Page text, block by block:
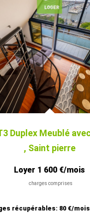
, Saint pierre
Loyer 1 600 €/mois
charges comprises
récupérables: 80 €/mois